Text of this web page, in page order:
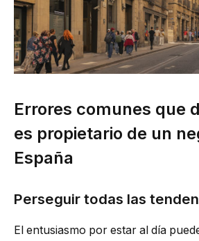
Errores comunes que
es propietario de un
España
Perseguir todas las
El entusiasmo por estar al día